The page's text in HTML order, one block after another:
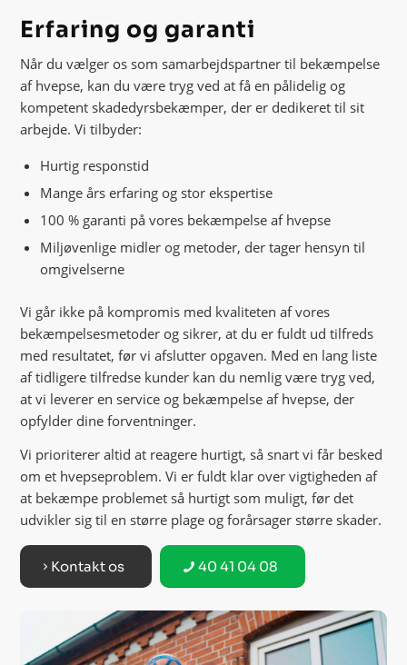
Erfaring og garanti
Når du vælger os som samarbejdspartner til bekæmpelse
af hvepse, kan du være tryg ved at få en pålidelig og
kompetent skadedyrsbekæmper, der er dedikeret til sit
arbejde. Vi tilbyder:
Hurtig responstid
Mange års erfaring og stor ekspertise
100 % garanti på vores bekæmpelse af hvepse
Miljøvenlige midler og metoder, der tager hensyn til
omgivelserne
Vi går ikke på kompromis med kvaliteten af vores
bekæmpelsesmetoder og sikrer, at du er fuldt ud tilfreds
med resultatet, før vi afslutter opgaven. Med en lang liste
af tidligere tilfredse kunder kan du nemlig være tryg ved,
at vi leverer en service og bekæmpelse af hvepse, der
opfylder dine forventninger.
Vi prioriterer altid at reagere hurtigt, så snart vi får besked
om et hvepseproblem. Vi er fuldt klar over vigtigheden af
at bekæmpe problemet så hurtigt som muligt, før det
udvikler sig til en større plage og forårsager større skader.
Kontakt os 40 41 04 08